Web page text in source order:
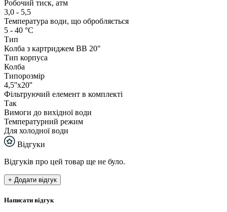
Робочий тиск, атм
3,0 - 5,5
Температура води, що обробляється
5 - 40 °С
Тип
Колба з картриджем ВВ 20"
Тип корпуса
Колба
Типорозмір
4,5''x20''
Фільтруючий елемент в комплекті
Так
Вимоги до вихідної води
Температурний режим
Для холодної води
Відгуки
Відгуків про цей товар ще не було.
+ Додати відгук
Написати відгук